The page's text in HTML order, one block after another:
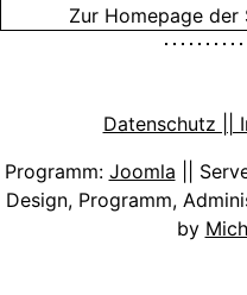
Datenschutz ||
Programm: Joomla ||
Design, Programm,
by